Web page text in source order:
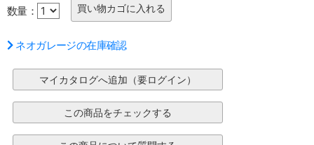
数量：
ネオガレージの在庫確認